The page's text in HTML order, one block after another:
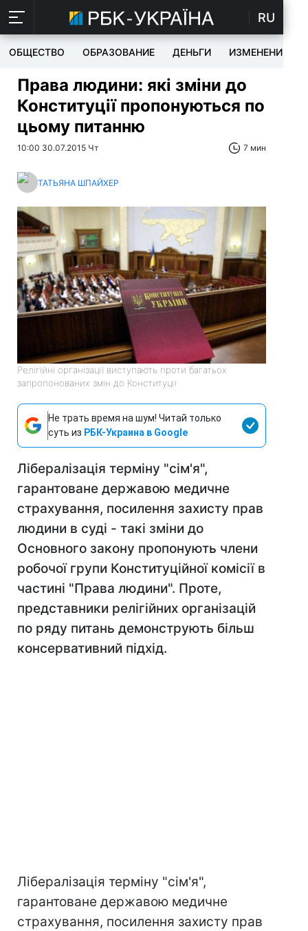
RU
ОБЩЕСТВО ОБРАЗОВАНИЕ ДЕНЬГИ ИЗМЕНЕНИЯ
Права людини: які зміни до
Конституції пропонуються по
цьому питанню
10:00 30.07.2015 Чт 7 мин
ТАТЬЯНА ШПАЙХЕР
Релігійні організації виступають проти багатьох
запропонованих змін до Конституції
Не трать время на шум! Читай только
суть из РБК-Украина в Google
Лібералізація терміну "сім'я",
гарантоване державою медичне
страхування, посилення захисту прав
людини в суді - такі зміни до
Основного закону пропонують члени
робочої групи Конституційної комісії в
частині "Права людини". Проте,
представники релігійних організацій
по ряду питань демонструють більш
консервативний підхід.
Лібералізація терміну "сім'я",
гарантоване державою медичне
страхування, посилення захисту прав